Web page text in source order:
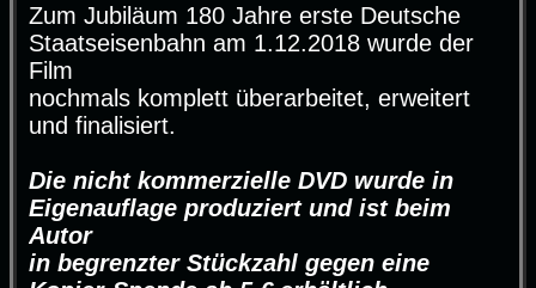
Zum Jubiläum 180 Jahre erste Deutsche
Staatseisenbahn am 1.12.2018 wurde der
Film
nochmals komplett überarbeitet, erweitert
und finalisiert.
Die nicht kommerzielle DVD wurde in
Eigenauflage produziert und ist beim
Autor
in begrenzter Stückzahl gegen eine